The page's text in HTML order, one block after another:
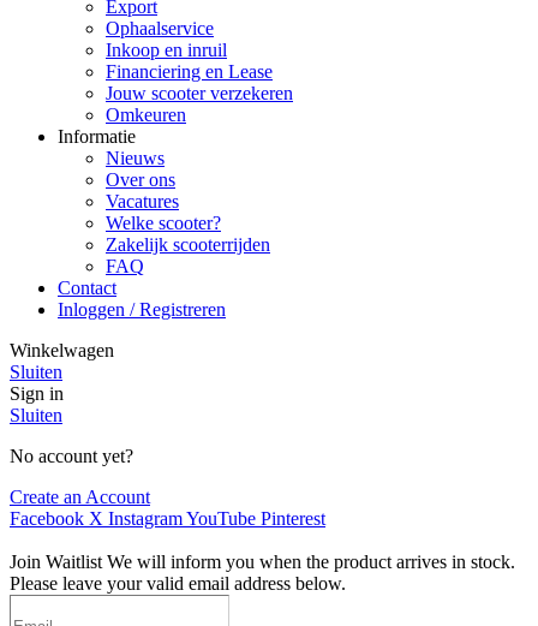
Export
Ophaalservice
Inkoop en inruil
Financiering en Lease
Jouw scooter verzekeren
Omkeuren
Informatie
Nieuws
Over ons
Vacatures
Welke scooter?
Zakelijk scooterrijden
FAQ
Contact
Inloggen / Registreren
Winkelwagen
Sluiten
Sign in
Sluiten
No account yet?
Create an Account
Facebook X InstagramYouTube Pinterest
Join Waitlist We will inform you when the product arrives in stock.
Please leave your valid email address below.